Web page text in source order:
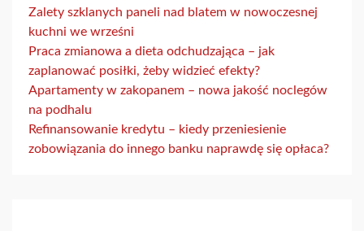
Zalety szklanych paneli nad blatem w nowoczesnej
kuchni we wrześni
Praca zmianowa a dieta odchudzająca – jak
zaplanować posiłki, żeby widzieć efekty?
Apartamenty w zakopanem – nowa jakość noclegów
na podhalu
Refinansowanie kredytu – kiedy przeniesienie
zobowiązania do innego banku naprawdę się opłaca?